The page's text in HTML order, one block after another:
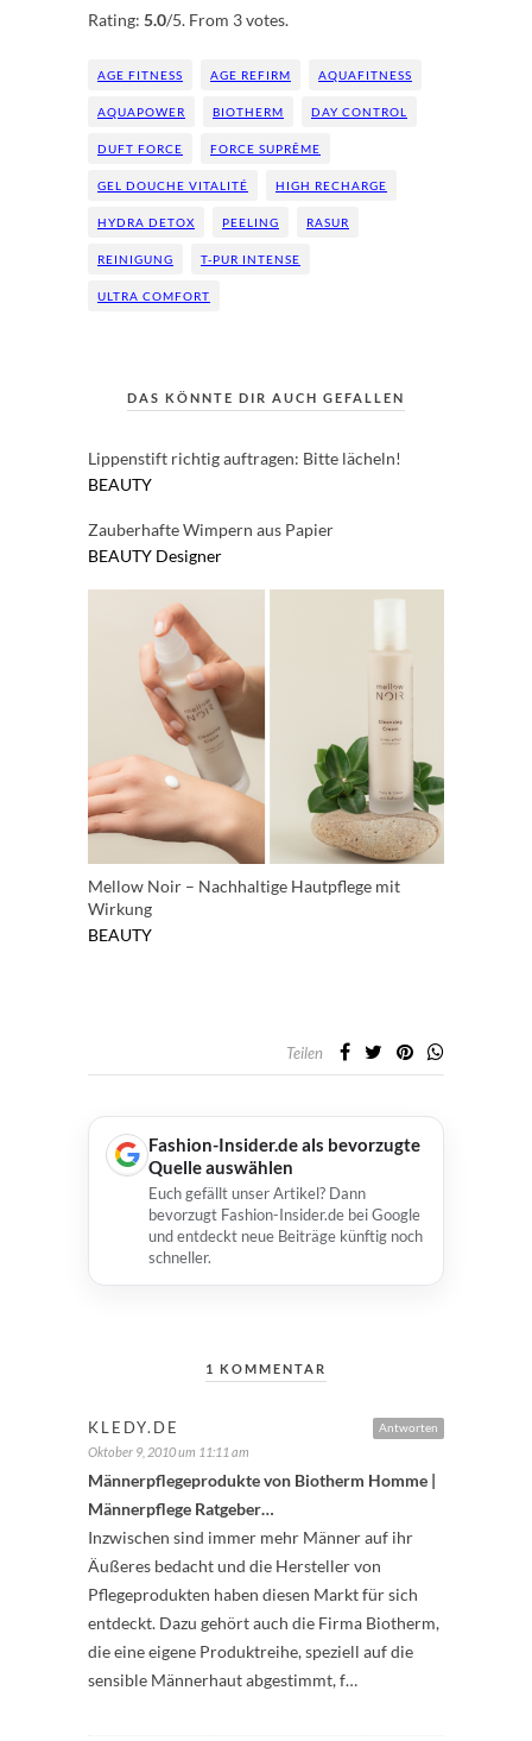
Rating: 5.0/5. From 3 votes.
AGE FITNESS AGE REFIRM AQUAFITNESS
AQUAPOWER BIOTHERM DAY CONTROL
DUFT FORCE FORCE SUPRÊME
GEL DOUCHE VITALITÉ HIGH RECHARGE
HYDRA DETOX PEELING RASUR
REINIGUNG T-PUR INTENSE
ULTRA COMFORT
DAS KÖNNTE DIR AUCH GEFALLEN
Lippenstift richtig auftragen: Bitte lächeln!
BEAUTY
Zauberhafte Wimpern aus Papier
BEAUTY Designer
Mellow Noir – Nachhaltige Hautpflege mit
Wirkung
BEAUTY
Teilen
Fashion-Insider.de als bevorzugte
Quelle auswählen
Euch gefällt unser Artikel? Dann
bevorzugt Fashion-Insider.de bei Google
und entdeckt neue Beiträge künftig noch
schneller.
1 KOMMENTAR
Antworten
KLEDY.DE
Oktober 9, 2010 um 11:11 am
Männerpflegeprodukte von Biotherm Homme |
Männerpflege Ratgeber…
Inzwischen sind immer mehr Männer auf ihr
Äußeres bedacht und die Hersteller von
Pflegeprodukten haben diesen Markt für sich
entdeckt. Dazu gehört auch die Firma Biotherm,
die eine eigene Produktreihe, speziell auf die
sensible Männerhaut abgestimmt, f…